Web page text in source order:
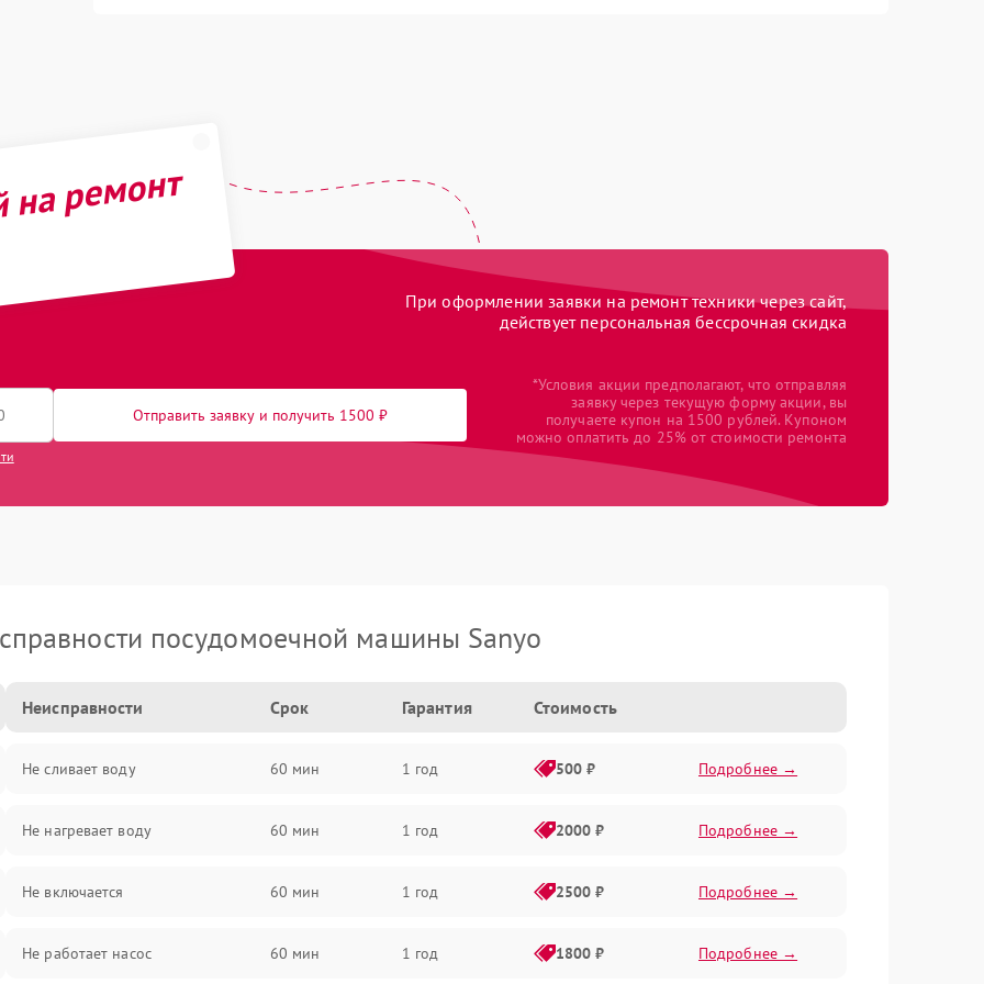
ремонт
При оформлении заявки на ремонт техники через сайт,
действует персональная бессрочная скидка
Отправить заявку и получить 1500 ₽
*Условия акции предполагают, что отправляя
заявку через текущую форму акции, вы
получаете купон на 1500 рублей. Купоном
можно оплатить до 25% от стоимости ремонта
посудомоечной машины Sanyo
Неисправности Срок Гарантия Стоимость
Не сливает воду 60 мин 1 год 500 ₽ Подробнее →
Не нагревает воду 60 мин 1 год 2000 ₽ Подробнее →
Не включается 60 мин 1 год 2500 ₽ Подробнее →
Не работает насос 60 мин 1 год 1800 ₽ Подробнее →